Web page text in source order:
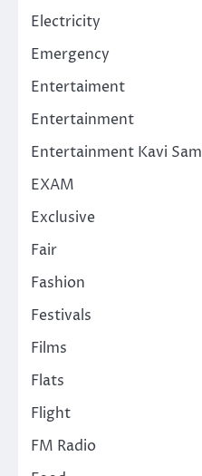
Electricity
Emergency
Entertaiment
Entertainment
Entertainment Kavi
EXAM
Exclusive
Fair
Fashion
Festivals
Films
Flats
Flight
FM Radio